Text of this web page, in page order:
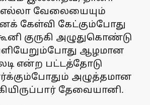
எல்லா வேலையையும்
கேள்வி கேட்கும்போது
குருகி அழுதுகொண்டு
ஆழமான
என்ற பட்டத்தோடு
அழுத்தமான
தேவையானி.